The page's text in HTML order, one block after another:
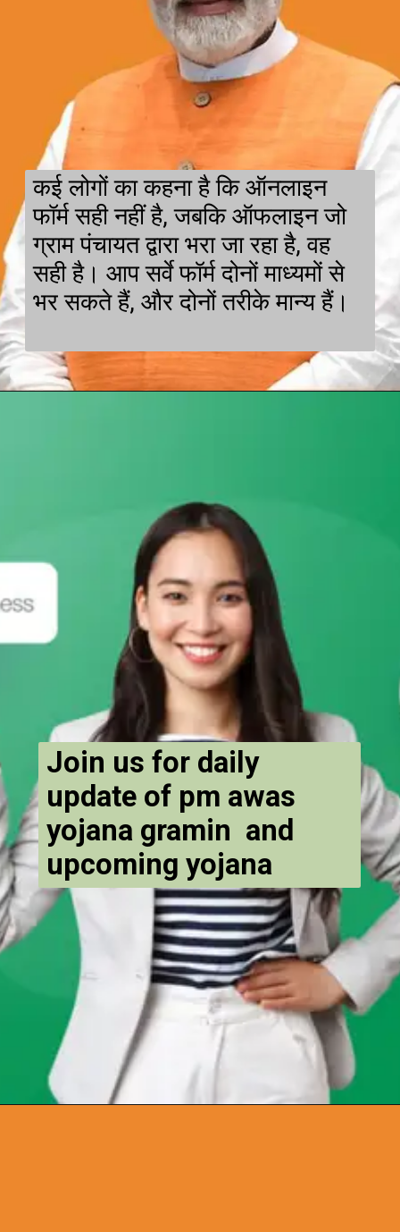
कई लोगों का कहना है कि ऑनलाइन
फॉर्म सही नहीं है, जबकि ऑफलाइन जो
ग्राम पंचायत द्वारा भरा जा रहा है, वह
सही है। आप सर्वे फॉर्म दोनों माध्यमों से
भर सकते हैं, और दोनों तरीके मान्य हैं।
Join us for daily
update of pm awas
yojana gramin and
upcoming yojana